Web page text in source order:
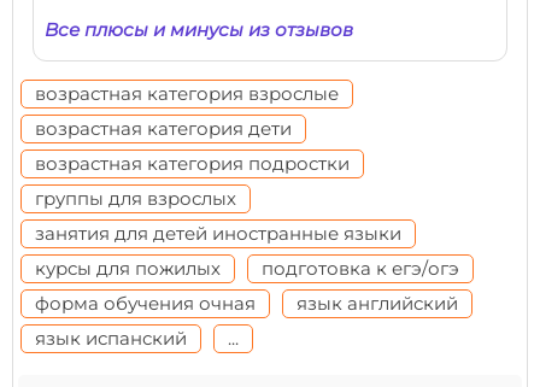
Все плюсы и минусы из отзывов
возрастная категория взрослые
возрастная категория дети
возрастная категория подростки
группы для взрослых
занятия для детей иностранные языки
курсы для пожилых
подготовка к егэ/огэ
форма обучения очная
язык английский
язык испанский
...